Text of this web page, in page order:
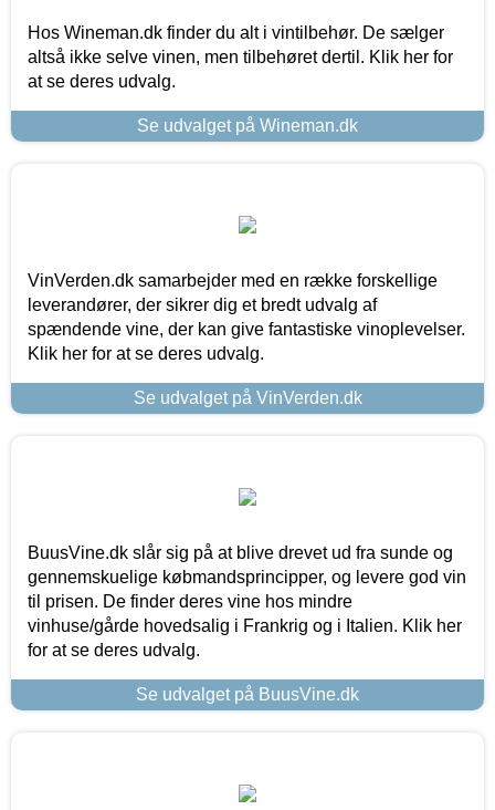
Hos Wineman.dk finder du alt i vintilbehør. De sælger
altså ikke selve vinen, men tilbehøret dertil. Klik her for
at se deres udvalg.
Se udvalget på Wineman.dk
VinVerden.dk samarbejder med en række forskellige
leverandører, der sikrer dig et bredt udvalg af
spændende vine, der kan give fantastiske vinoplevelser.
Klik her for at se deres udvalg.
Se udvalget på VinVerden.dk
BuusVine.dk slår sig på at blive drevet ud fra sunde og
gennemskuelige købmandsprincipper, og levere god vin
til prisen. De finder deres vine hos mindre
vinhuse/gårde hovedsalig i Frankrig og i Italien. Klik her
for at se deres udvalg.
Se udvalget på BuusVine.dk